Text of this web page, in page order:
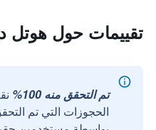
تقييمات حول هوتل
تم التحقق منه 100%
الحجوزات التي تم